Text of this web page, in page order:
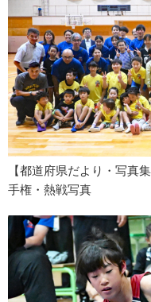
【都道府県だより・写真
手権・熱戦写真